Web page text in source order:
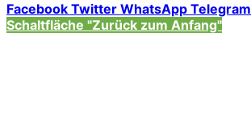
Facebook Twitter WhatsApp Telegram
Schaltfläche "Zurück zum Anfang"